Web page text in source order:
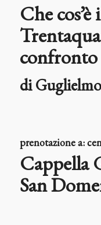
Che
confronto
diGuglielmo
prenotazione a:
Cappella
San